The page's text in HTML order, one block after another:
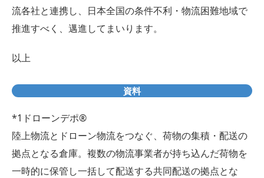
流各社と連携し、日本全国の条件不利・物流困難地域で
推進すべく、邁進してまいります。
以上
資料
*1ドローンデポ®
陸上物流とドローン物流をつなぐ、荷物の集積・配送の
拠点となる倉庫。複数の物流事業者が持ち込んだ荷物を
一時的に保管し一括して配送する共同配送の拠点とな